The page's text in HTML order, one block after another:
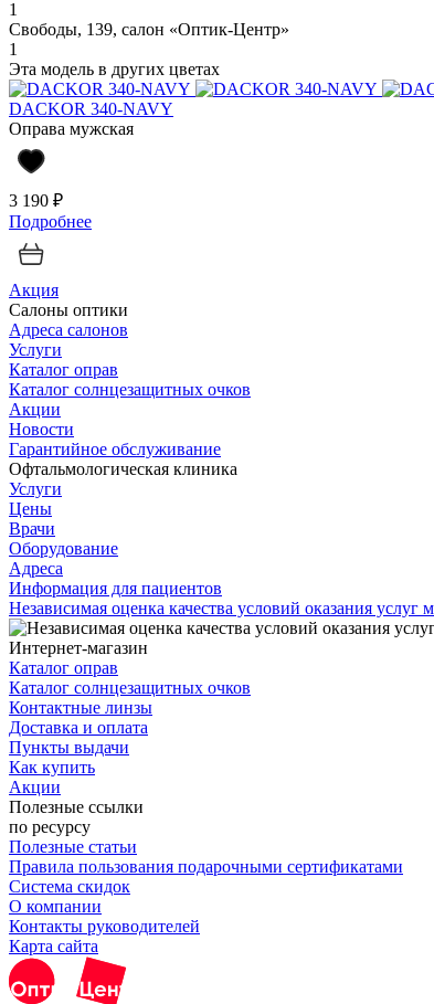
1
Свободы, 139, салон «Оптик-Центр»
1
Эта модель в других цветах
DACKOR 340-NAVY
Оправа мужская
3 190 ₽
Подробнее
Акция
Салоны оптики
Адреса салонов
Услуги
Каталог оправ
Каталог солнцезащитных очков
Акции
Новости
Гарантийное обслуживание
Офтальмологическая клиника
Услуги
Цены
Врачи
Оборудование
Адреса
Информация для пациентов
Независимая оценка качества условий оказания
Интернет-магазин
Каталог оправ
Каталог солнцезащитных очков
Контактные линзы
Доставка и оплата
Пункты выдачи
Как купить
Акции
Полезные ссылки
по ресурсу
Полезные статьи
Правила пользования подарочными сертификатами
Система скидок
О компании
Контакты руководителей
Карта сайта